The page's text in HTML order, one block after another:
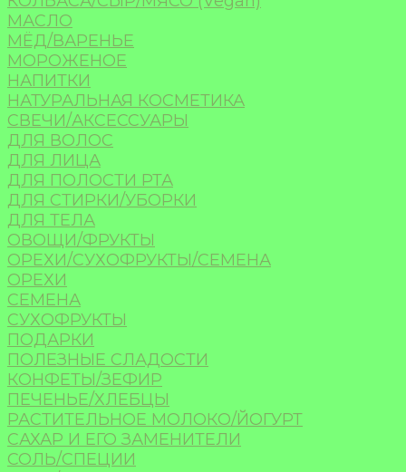
МАСЛО
МЁД/ВАРЕНЬЕ
МОРОЖЕНОЕ
НАПИТКИ
НАТУРАЛЬНАЯ КОСМЕТИКА
СВЕЧИ/АКСЕССУАРЫ
ДЛЯ ВОЛОС
ДЛЯ ЛИЦА
ДЛЯ ПОЛОСТИ РТА
ДЛЯ СТИРКИ/УБОРКИ
ДЛЯ ТЕЛА
ОВОЩИ/ФРУКТЫ
ОРЕХИ/СУХОФРУКТЫ/СЕМЕНА
ОРЕХИ
СЕМЕНА
СУХОФРУКТЫ
ПОДАРКИ
ПОЛЕЗНЫЕ СЛАДОСТИ
КОНФЕТЫ/ЗЕФИР
ПЕЧЕНЬЕ/ХЛЕБЦЫ
РАСТИТЕЛЬНОЕ МОЛОКО/ЙОГУРТ
САХАР И ЕГО ЗАМЕНИТЕЛИ
СОЛЬ/СПЕЦИИ